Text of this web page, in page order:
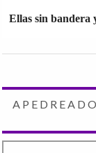
Ellas sin bandera